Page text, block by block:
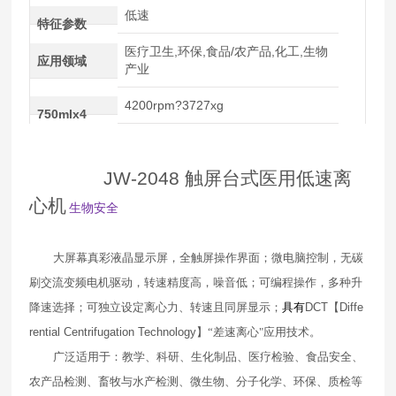
特征参数
低速
应用领域
医疗卫生,环保,食品/农产品,化工,生物
产业
750mlx4
4200rpm?3727xg
JW-2048 触屏台式医用低速离
心机 生物安全
大屏幕真彩液晶显示屏，全触屏操作界面；微电脑控制，无碳
刷交流变频电机驱动，转速精度高，噪音低；可编程操作，多种升
降速选择；可独立设定离心力、转速且同屏显示；具有DCT 【 Diffe
rential Centrifugation Technology】“差速离心"应用技术。
广泛适用于：教学、科研、生化制品、医疗检验、食品安全、
农产品检测、畜牧与水产检测、微生物、分子化学、环保、质检等